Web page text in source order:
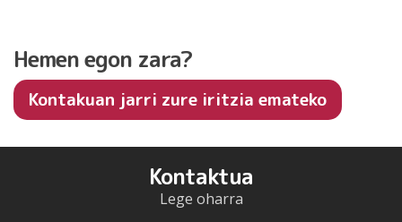
Hemen egon zara?
Kontakuan jarri zure iritzia emateko
Kontaktua
Lege oharra